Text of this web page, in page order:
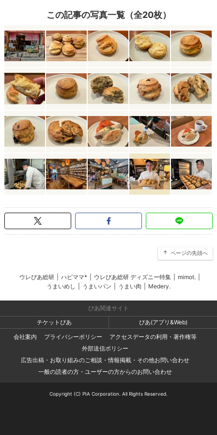
この記事の写真一覧（全20枚）
ページの先頭へ
ウレぴあ総研 ハピママ* ウレぴあ総研 ディズニー特集 mimot.
うまいめし
うまいパン うまい肉 Medery.
ぴあ関連サイト
チケットぴあ
ぴあ(アプリ&Web)
会社案内
プライバシーポリシー
アクセスデータの利用・著作権等
外部送信ポリシー
広告出稿・お取り組みのご相談・情報掲載・その他お問い合わせ
一般の読者の方・ユーザーの方からのお問い合わせ
Copyright (C) PIA Corporation. All Rights Reserved.